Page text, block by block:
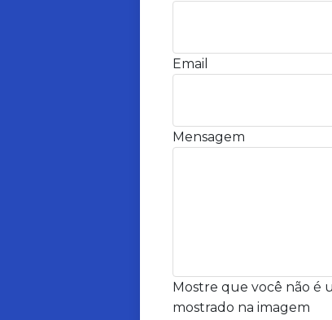
Email
Mensagem
Mostre que você não é
mostrado na imagem